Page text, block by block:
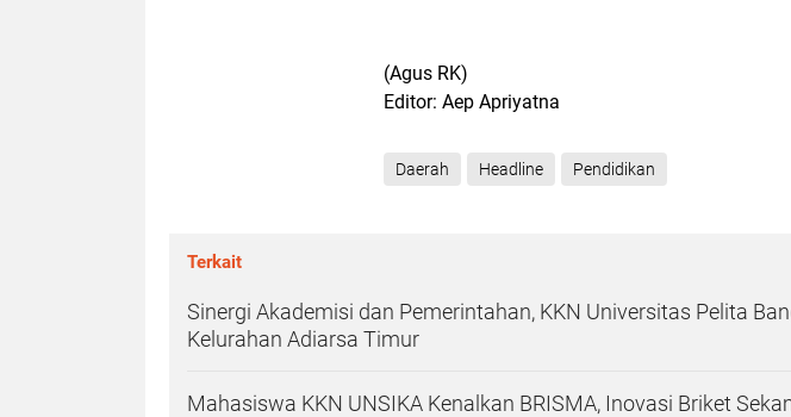
(Agus RK)
Editor: Aep Apriyatna
Daerah Headline Pendidikan
Terkait
Sinergi Akademisi dan Pemerintahan, KKN Universitas Pelita
Kelurahan Adiarsa Timur
Mahasiswa KKN UNSIKA Kenalkan BRISMA, Inovasi Briket